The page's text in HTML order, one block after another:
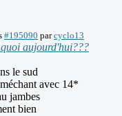
#195090 parcyclo13
aujourd'hui???
le sud
avec 14*
jambes
bien